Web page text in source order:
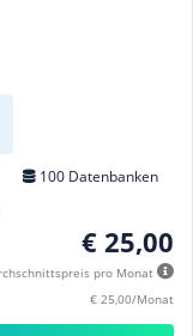
100 Datenbanken
€ 25,00
pro Monat
€ 25,00/Monat